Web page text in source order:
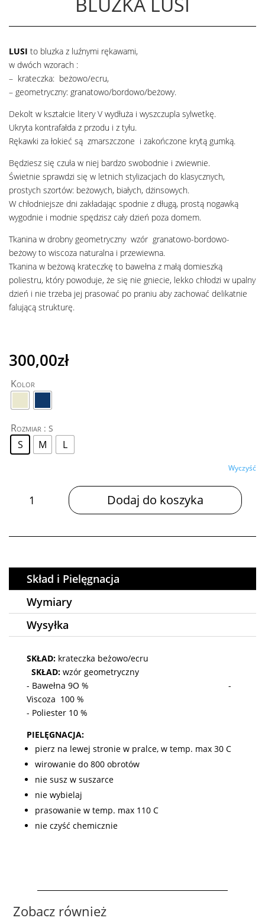
LUSI to bluzka z luźnymi rękawami,
w dwóch wzorach :
– krateczka: beżowo/ecru,
– geometryczny: granatowo/bordowo/beżowy.
Dekolt w kształcie litery V wydłuża i wyszczupla sylwetkę.
Ukryta kontrafałda z przodu i z tyłu.
Rękawki za łokieć są zmarszczone i zakończone krytą gumką.
Będziesz się czuła w niej bardzo swobodnie i zwiewnie.
Świetnie sprawdzi się w letnich stylizacjach do klasycznych,
prostych szortów: beżowych, białych, dżinsowych.
W chłodniejsze dni zakładając spodnie z długą, prostą nogawką
wygodnie i modnie spędzisz cały dzień poza domem.
Tkanina w drobny geometryczny wzór granatowo-bordowo-
beżowy to wiscoza naturalna i przewiewna.
Tkanina w beżową krateczkę to bawełna z małą domieszką
poliestru, który powoduje, że się nie gniecie, lekko chłodzi w upalny
dzień i nie trzeba jej prasować po praniu aby zachować delikatnie
falującą strukturę.
300,00zł
Kolor
Rozmiar : S
S M L
Wyczyść
BLUZKA
Dodaj do koszyka
Skład i Pielęgnacja
Wymiary
Wysyłka
SKŁAD: krateczka beżowo/ecru
SKŁAD: wzór geometryczny
- Bawełna 9O % -
Viscoza 100 %
- Poliester 10 %
PIELĘGNACJA:
pierz na lewej stronie w pralce, w temp. max 30 C
wirowanie do 800 obrotów
nie susz w suszarce
nie wybielaj
prasowanie w temp. max 110 C
nie czyść chemicznie
Zobacz również